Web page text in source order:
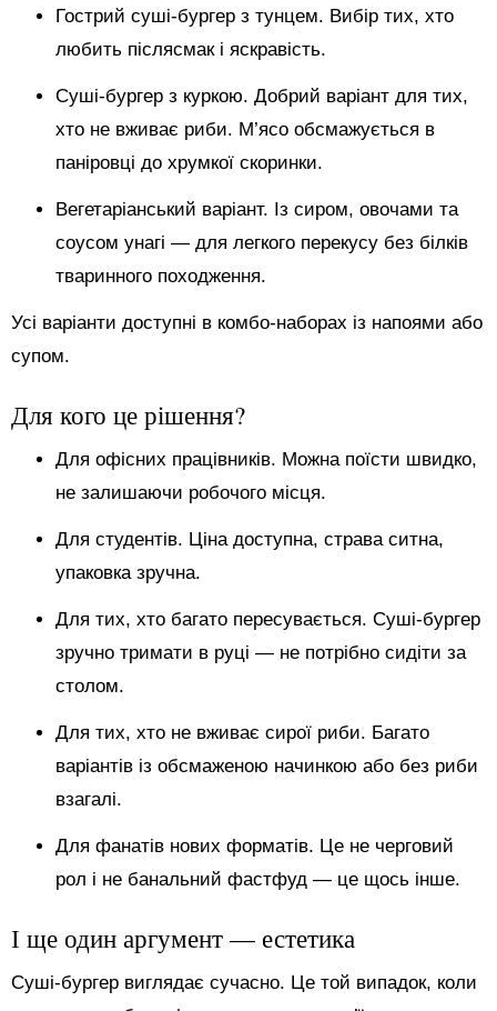
Гострий суші-бургер з тунцем. Вибір тих, хто
любить післясмак і яскравість.
Суші-бургер з куркою. Добрий варіант для тих,
хто не вживає риби. М’ясо обсмажується в
паніровці до хрумкої скоринки.
Вегетаріанський варіант. Із сиром, овочами та
соусом унагі — для легкого перекусу без білків
тваринного походження.
Усі варіанти доступні в комбо-наборах із напоями або
супом.
Для кого це рішення?
Для офісних працівників. Можна поїсти швидко,
не залишаючи робочого місця.
Для студентів. Ціна доступна, страва ситна,
упаковка зручна.
Для тих, хто багато пересувається. Суші-бургер
зручно тримати в руці — не потрібно сидіти за
столом.
Для тих, хто не вживає сирої риби. Багато
варіантів із обсмаженою начинкою або без риби
взагалі.
Для фанатів нових форматів. Це не черговий
рол і не банальний фастфуд — це щось інше.
І ще один аргумент — естетика
Суші-бургер виглядає сучасно. Це той випадок, коли